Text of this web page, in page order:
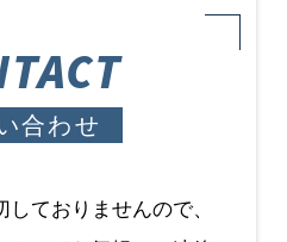
合わせ
ておりませんので、